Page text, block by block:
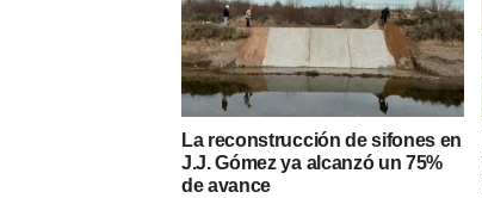
La reconstrucción de sifones en
J.J. Gómez ya alcanzó un 75%
de avance